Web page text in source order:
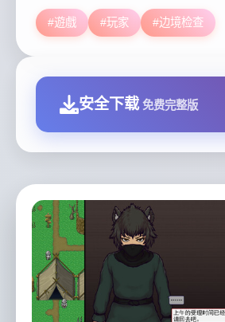
#遊戲 #玩家 #边境检查
安全下载 免费完整版